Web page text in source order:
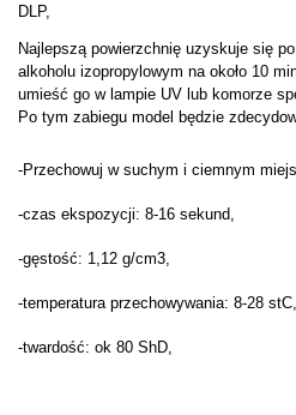
DLP,
Najlepszą powierzchnię uzyskuje się
alkoholu izopropylowym na około 10
umieść go w lampie UV lub komorze
Po tym zabiegu model będzie
-Przechowuj w suchym i ciemnym
-czas ekspozycji: 8-16 sekund,
-gęstość: 1,12 g/cm3,
-temperatura przechowywania: 8-28 stC,
-twardość: ok 80 ShD,